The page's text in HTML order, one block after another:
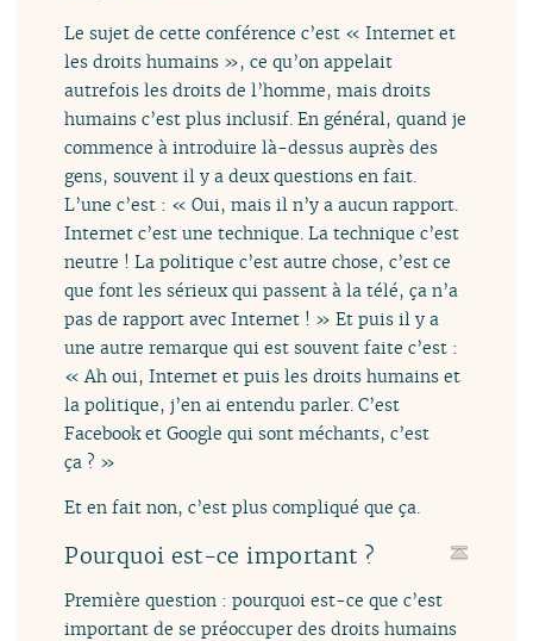
Le sujet de cette conférence c’est « Internet et
les droits humains », ce qu’on appelait
autrefois les droits de l’homme, mais droits
humains c’est plus inclusif. En général, quand je
commence à introduire là-dessus auprès des
gens, souvent il y a deux questions en fait.
L’une c’est : « Oui, mais il n’y a aucun rapport.
Internet c’est une technique. La technique c’est
neutre ! La politique c’est autre chose, c’est ce
que font les sérieux qui passent à la télé, ça n’a
pas de rapport avec Internet ! » Et puis il y a
une autre remarque qui est souvent faite c’est :
« Ah oui, Internet et puis les droits humains et
la politique, j’en ai entendu parler. C’est
Facebook et Google qui sont méchants, c’est
ça ? »
Et en fait non, c’est plus compliqué que ça.
Pourquoi est-ce important ?
Première question : pourquoi est-ce que c’est
important de se préoccuper des droits humains